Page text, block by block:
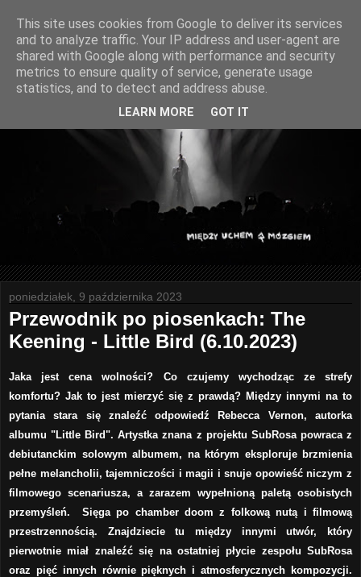
poniedziałek, 9 października 2023
Przewodnik po piosenkach: The
Keening - Little Bird (6.10.2023)
Jaka jest cena wolności? Co czujemy wychodząc ze strefy
komfortu? Jak to jest mierzyć się z prawdą? Między innymi na to
pytania stara się znaleźć odpowiedź Rebecca Vernon,autorka
albumu "Little Bird". Artystka znana z projektu SubRosa powraca z
debiutanckim solowym albumem, na którym eksploruje brzmienia
pełne melancholii, tajemniczości i magii i snuje opowieść niczym z
filmowego scenariusza, a zarazem wypełnioną paletą osobistych
przemyśleń. Sięga po chamber doom z folkową nutą i filmową
przestrzennością. Znajdziecie tu między innymi utwór, który
pierwotnie miał znaleźć się na ostatniej płycie zespołu SubRosa
oraz pięć innych równie pięknych i atmosferycznych kompozycji.
This site uses cookies from Google to deliver its services
and to analyze traffic. Your IP address and user-agent are
shared with Google along with performance and security
metrics to ensure quality of service, generate usage
statistics, and to detect and address abuse.
LEARN MORE GOT IT